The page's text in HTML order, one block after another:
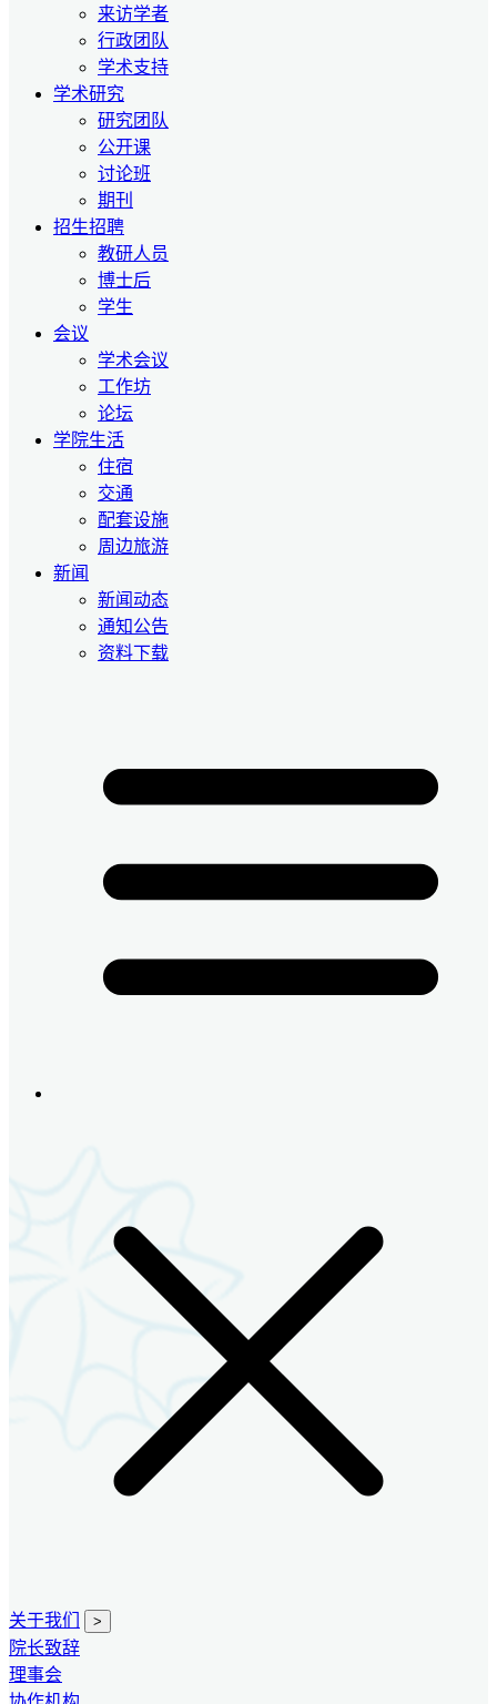
来访学者
行政团队
学术支持
学术研究
研究团队
公开课
讨论班
期刊
招生招聘
教研人员
博士后
学生
会议
学术会议
工作坊
论坛
学院生活
住宿
交通
配套设施
周边旅游
新闻
新闻动态
通知公告
资料下载
关于我们 >
院长致辞
理事会